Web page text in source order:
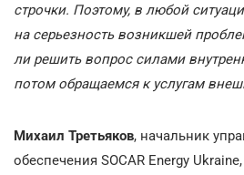
строчки. Поэтому, в любой
на серьезность возникшей
ли решить вопрос силами
потом обращаемся к услугам
Михаил Третьяков, начальник
обеспечения SOCAR Energy